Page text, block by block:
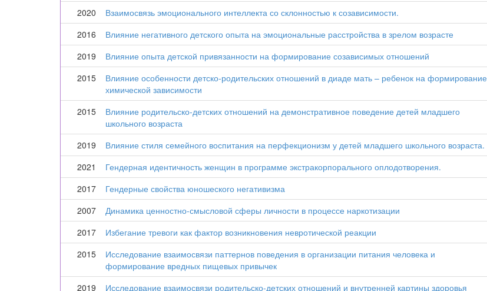
2020
Взаимосвязь эмоционального интеллекта со склонностью к созависимости.
2016
Влияние негативного детского опыта на эмоциональные расстройства в зрелом возрасте
2019
Влияние опыта детской привязанности на формирование созависимых отношений
2015
Влияние особенности детско-родительских отношений в диаде мать – ребенок на формирование
химической зависимости
2015
Влияние родительско-детских отношений на демонстративное поведение детей младшего
школьного возраста
2019
Влияние стиля семейного воспитания на перфекционизм у детей младшего школьного возраста.
2021
Гендерная идентичность женщин в программе экстракорпорального оплодотворения.
2017
Гендерные свойства юношеского негативизма
2007
Динамика ценностно-смысловой сферы личности в процессе наркотизации
2017
Избегание тревоги как фактор возникновения невротической реакции
2015
Исследование взаимосвязи паттернов поведения в организации питания человека и
формирование вредных пищевых привычек
2019
Исследование взаимосвязи родительско-детских отношений и внутренней картины здоровья